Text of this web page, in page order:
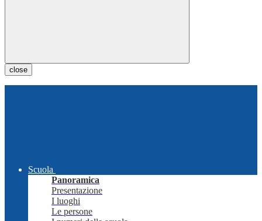
close
Scuola
Panoramica
Presentazione
I luoghi
Le persone